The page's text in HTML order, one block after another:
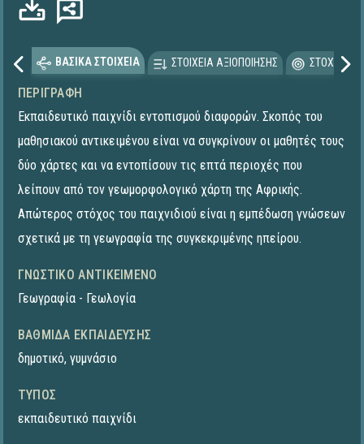
ΒΑΣΙΚΑ ΣΤΟΙΧΕΙΑ ΣΤΟΙΧΕΙΑ ΑΞΙΟΠΟΙΗΣΗΣ
ΠΕΡΙΓΡΑΦΉ
Εκπαιδευτικό παιχνίδι εντοπισμού διαφορών. Σκοπός του
μαθησιακού αντικειμένου είναι να συγκρίνουν οι μαθητές τους
δύο χάρτες και να εντοπίσουν τις επτά περιοχές που
λείπουν από τον γεωμορφολογικό χάρτη της Αφρικής.
Απώτερος στόχος του παιχνιδιού είναι η εμπέδωση γνώσεων
σχετικά με τη γεωγραφία της συγκεκριμένης ηπείρου.
ΓΝΩΣΤΙΚΌ ΑΝΤΙΚΕΊΜΕΝΟ
Γεωγραφία - Γεωλογία
ΒΑΘΜΊΔΑ ΕΚΠΑΊΔΕΥΣΗΣ
δημοτικό, γυμνάσιο
ΤΎΠΟΣ
εκπαιδευτικό παιχνίδι